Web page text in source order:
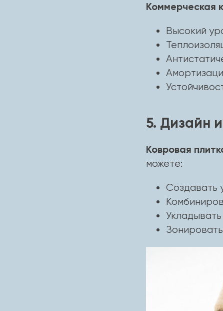
Коммерческая
Высокий
5. Дизайн
Ковровая
можете:
Создавать